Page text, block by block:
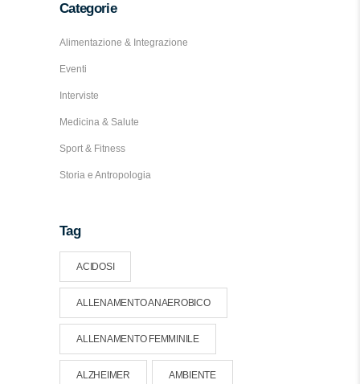
Categorie
Alimentazione & Integrazione
Eventi
Interviste
Medicina & Salute
Sport & Fitness
Storia e Antropologia
Tag
ACIDOSI
ALLENAMENTO ANAEROBICO
ALLENAMENTO FEMMINILE
ALZHEIMER AMBIENTE